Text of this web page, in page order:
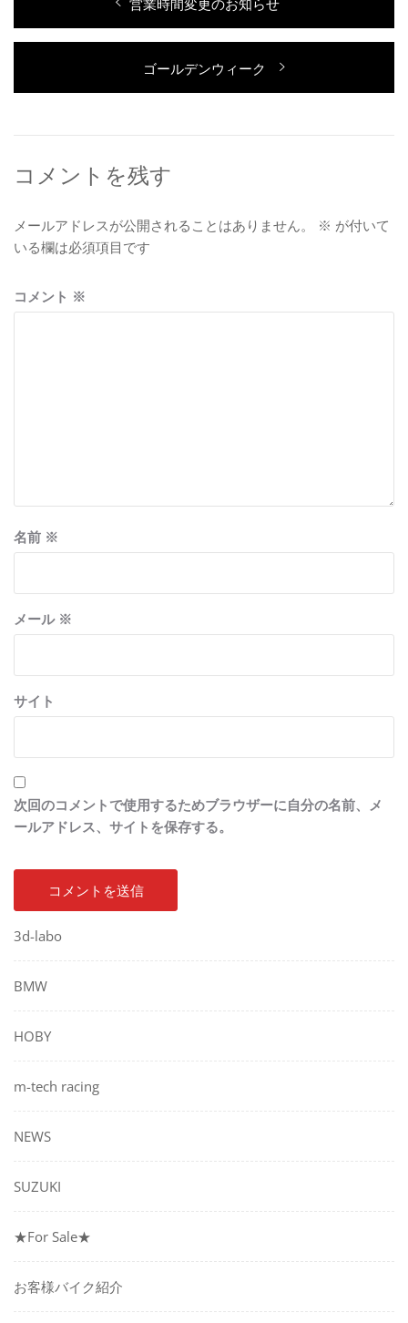
稿
ナ
シ
ン
去
の
稿:
営業時間変更のお知らせ
次
の
ゴールデンウィーク
コメントを残す
メールアドレスが公開されることはありません。 ※ が付いて
いる欄は必須項目です
コメント ※
名前 ※
メール ※
サイト
次回のコメントで使用するためブラウザーに自分の名前、メ
ールアドレス、サイトを保存する。
3d-labo
BMW
HOBY
m-tech racing
NEWS
SUZUKI
★For Sale★
お客様バイク紹介